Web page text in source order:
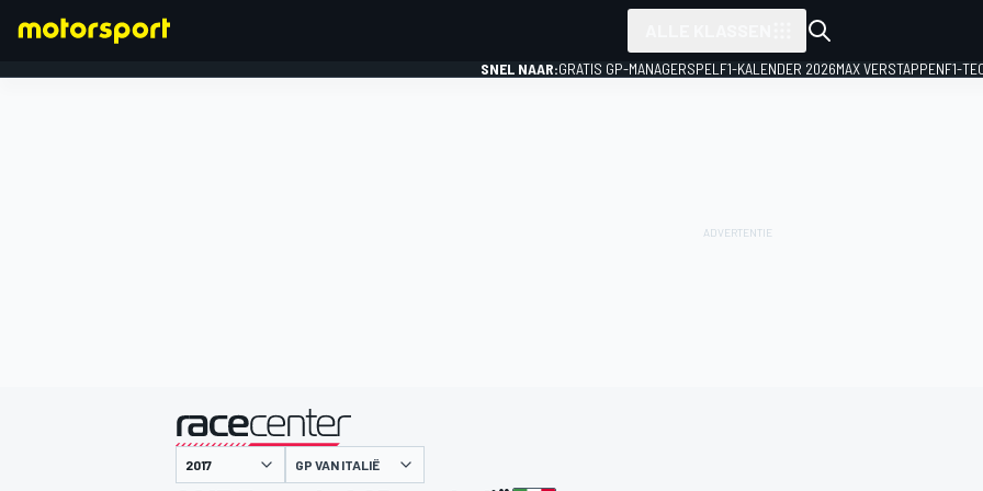
SNEL NAAR:GRATIS GP-MANAGERSPEL F1-KALENDER 2026MAX VERSTAPPENF1-
gepresenteerd door
GP VAN ITALIË